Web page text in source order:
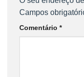
Campos
Comentário *